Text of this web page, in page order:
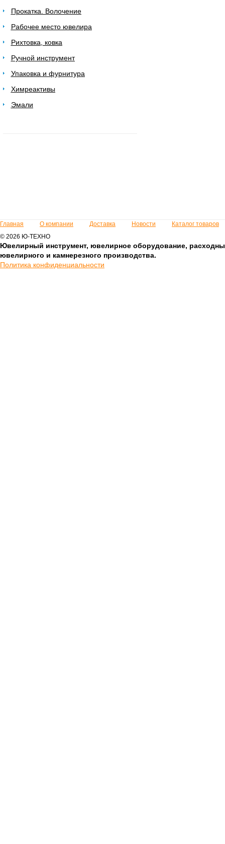
Прокатка. Волочение
Рабочее место ювелира
Рихтовка, ковка
Ручной инструмент
Упаковка и фурнитура
Химреактивы
Эмали
Главная О компании Доставка Новости
Каталог товаров
© 2026 Ю-ТЕХНО
Ювелирный инструмент, ювелирное оборудование,
ювелирного и камнерезного производства.
Политика конфиденциальности